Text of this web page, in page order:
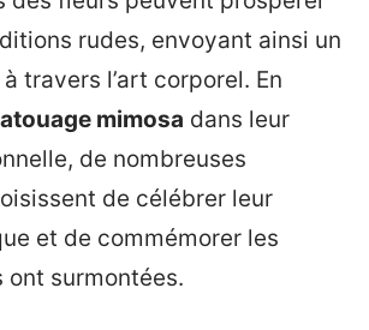
rudes, envoyant ainsi un
travers l’art corporel. En
mimosa dans leur
de nombreuses
de célébrer leur
et de commémorer les
ont surmontées.